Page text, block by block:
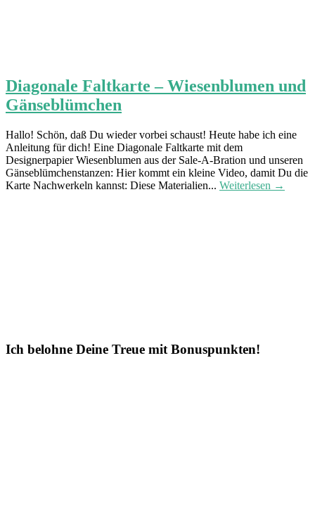
Diagonale Faltkarte – Wiesenblumen und
Gänseblümchen
Hallo! Schön, daß Du wieder vorbei schaust! Heute habe ich eine
Anleitung für dich! Eine Diagonale Faltkarte mit dem
Designerpapier Wiesenblumen aus der Sale-A-Bration und unseren
Gänseblümchenstanzen: Hier kommt ein kleine Video, damit Du die
Karte Nachwerkeln kannst: Diese Materialien... Weiterlesen →
Ich belohne Deine Treue mit Bonuspunkten!